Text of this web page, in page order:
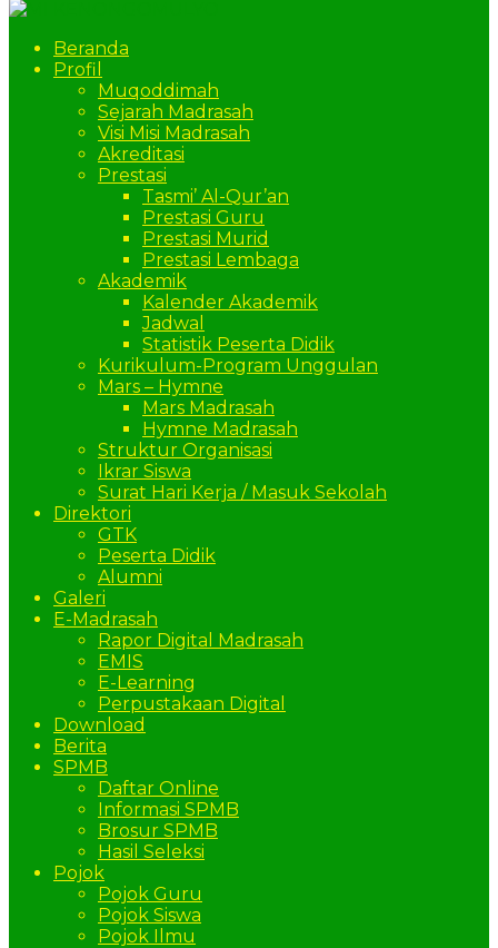
Beranda
Profil
Muqoddimah
Sejarah Madrasah
Visi Misi Madrasah
Akreditasi
Prestasi
Tasmi’ Al-Qur’an
Prestasi Guru
Prestasi Murid
Prestasi Lembaga
Akademik
Kalender Akademik
Jadwal
Statistik Peserta Didik
Kurikulum-Program Unggulan
Mars – Hymne
Mars Madrasah
Hymne Madrasah
Struktur Organisasi
Ikrar Siswa
Surat Hari Kerja / Masuk Sekolah
Direktori
GTK
Peserta Didik
Alumni
Galeri
E-Madrasah
Rapor Digital Madrasah
EMIS
E-Learning
Perpustakaan Digital
Download
Berita
SPMB
Daftar Online
Informasi SPMB
Brosur SPMB
Hasil Seleksi
Pojok
Pojok Guru
Pojok Siswa
Pojok Ilmu